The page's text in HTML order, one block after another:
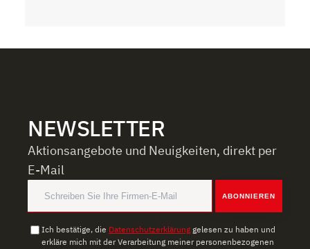
NEWSLETTER
Aktionsangebote und Neuigkeiten, direkt per
E-Mail
ABONNIEREN
Ich bestätige, die Datenschutzerklärung gelesen zu haben und
erkläre mich mit der Verarbeitung meiner personenbezogenen